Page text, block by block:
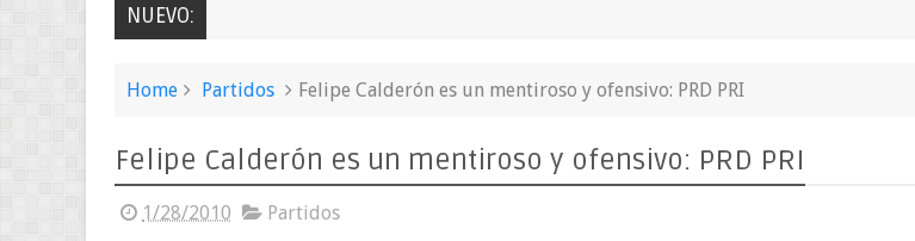
NUEVO:
Home Partidos Felipe Calderón es un mentiroso y ofensivo: PRD PRI
Felipe Calderón es un mentiroso y ofensivo: PRD PRI
1/28/2010 Partidos